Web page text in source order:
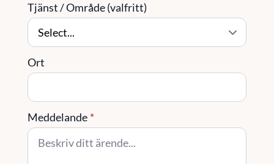
Tjänst / Område (valfritt)
Ort
Meddelande *